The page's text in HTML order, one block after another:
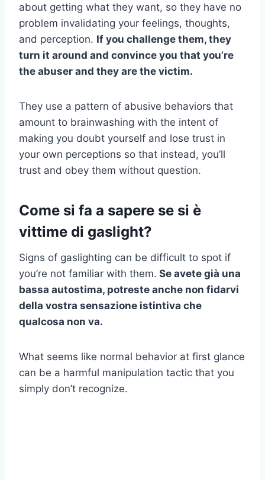
about getting what they want, so they have no
problem invalidating your feelings, thoughts,
and perception. If you challenge them, they
turn it around and convince you that you’re
the abuser and they are the victim.
They use a pattern of abusive behaviors that
amount to brainwashing with the intent of
making you doubt yourself and lose trust in
your own perceptions so that instead, you’ll
trust and obey them without question.
Come si fa a sapere se si è
vittime di gaslight?
Signs of gaslighting can be difficult to spot if
you’re not familiar with them. Se avete già una
bassa autostima, potreste anche non fidarvi
della vostra sensazione istintiva che
qualcosa non va.
What seems like normal behavior at first glance
can be a harmful manipulation tactic that you
simply don’t recognize.